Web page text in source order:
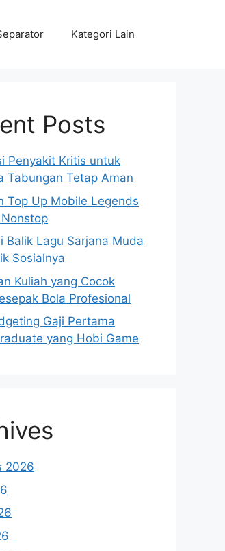
Kategori Lain
Posts
Penyakit Kritis untuk
Tabungan Tetap Aman
Top Up Mobile Legends
Balik Lagu Sarjana Muda
Sosialnya
Kuliah yang Cocok
Bola Profesional
Gaji Pertama
yang Hobi Game
2026